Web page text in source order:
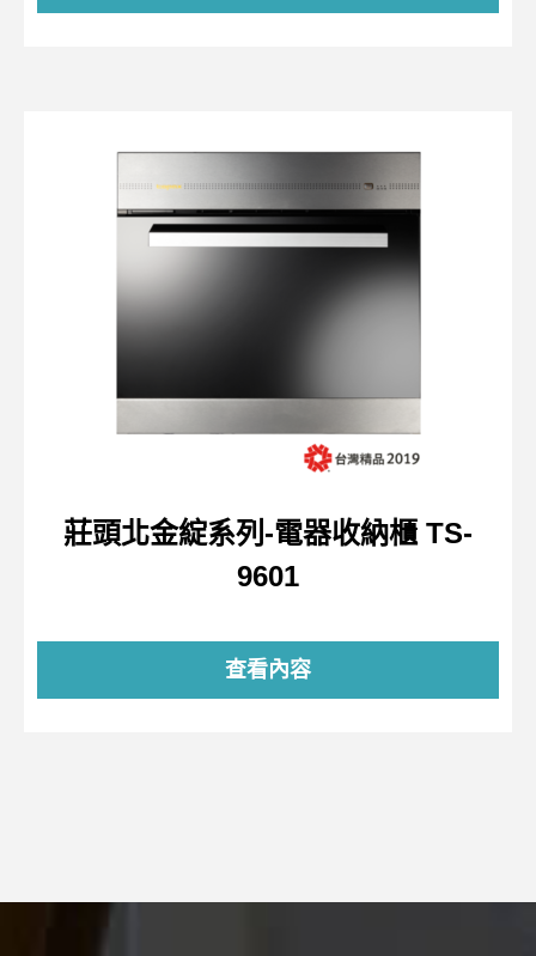
莊頭北金綻系列-電器收納櫃 TS-
9601
查看內容